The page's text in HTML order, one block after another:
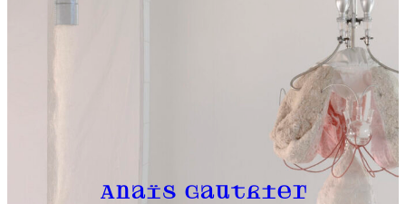
Anaïs Gauthier